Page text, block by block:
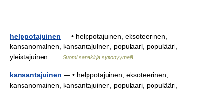
helppotajuinen — • helppotajuinen, eksoteerinen,
kansanomainen, kansantajuinen, populaari, populääri,
yleistajuinen …
Suomi sanakirja synonyymejä
kansantajuinen — • helppotajuinen, eksoteerinen,
kansanomainen, kansantajuinen, populaari, populääri,